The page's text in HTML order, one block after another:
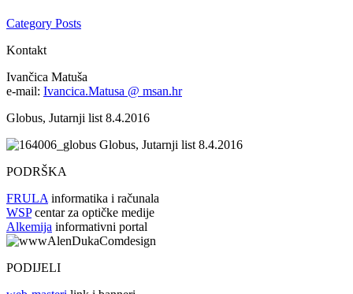
Category Posts
Kontakt
Ivančica Matuša
e-mail: Ivancica.Matusa @ msan.hr
Globus, Jutarnji list 8.4.2016
Globus, Jutarnji list 8.4.2016
PODRŠKA
FRULA informatika i računala
WSPcentar za optičke medije
Alkemija informativni portal
PODIJELI